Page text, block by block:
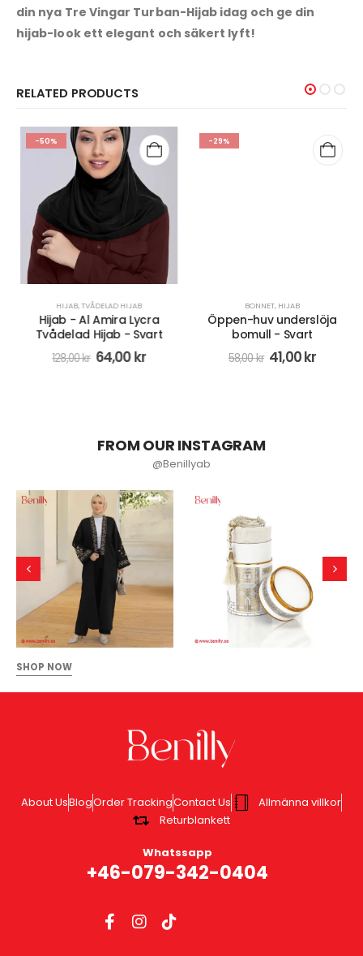
din nya Tre Vingar Turban-Hijab idag och ge din
hijab-look ett elegant och säkert lyft!
RELATED PRODUCTS
-50%
HIJAB,TVÅDELAD HIJAB
Hijab - Al Amira Lycra
Tvådelad Hijab - Svart
128,00kr 64,00kr
-29%
BONNET,HIJAB
Öppen-huv underslöja
bomull - Svart
58,00kr 41,00kr
FROM OUR INSTAGRAM
@Benillyab
SHOP NOW
About UsBlogOrder TrackingContact Us
Allmänna villkor
Returblankett
Whatssapp
+46-079-342-0404